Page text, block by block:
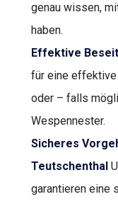
genau wissen,
haben.
Effektive
für eine
oder – falls
Wespennester.
Sicheres
Teutschenthal
garantieren eine